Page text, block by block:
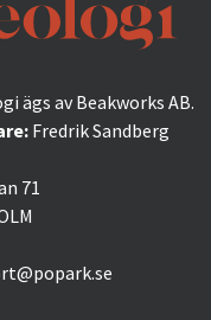
ägs av Beakworks AB.
Fredrik Sandberg
71